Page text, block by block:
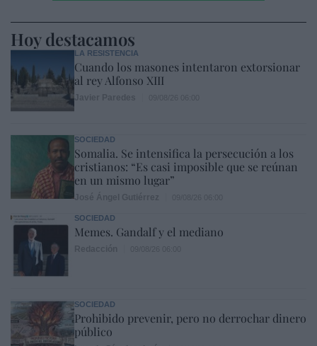
Hoy destacamos
LA RESISTENCIA
Cuando los masones intentaron extorsionar
al rey Alfonso XIII
SOCIEDAD
Somalia. Se intensifica la persecución a los
cristianos: “Es casi imposible que se reúnan
en un mismo lugar”
SOCIEDAD
Memes. Gandalf y el mediano
SOCIEDAD
Prohibido prevenir, pero no derrochar dinero
público